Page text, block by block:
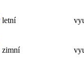
letní
zimní